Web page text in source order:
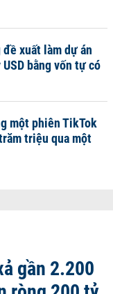
xuất làm dự án
bằng vốn tự có
một phiên TikTok
triệu qua một
gần 2.200